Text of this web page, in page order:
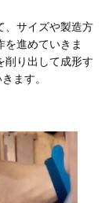
、サイズや製造方
を進めていきま
削り出して成形す
ます。